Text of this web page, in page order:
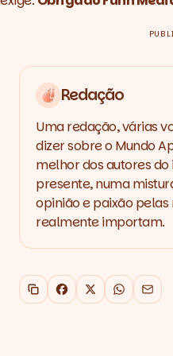
Redação
Uma redação, várias
dizer sobre o Mundo
melhor dos autores do
presente, numa
opinião e paixão pelas
realmente importam.
Copiar link
Facebook
X WhatsApp
Email